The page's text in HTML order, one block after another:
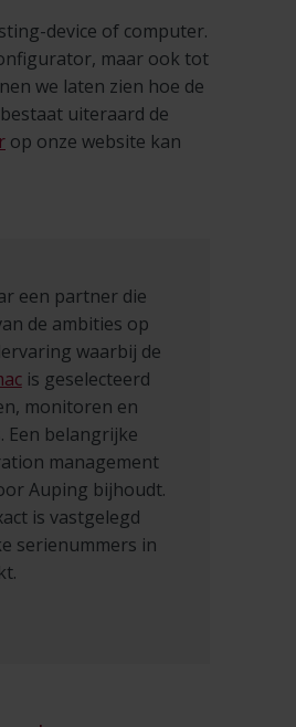
device of computer.
maar ook tot
we laten zien hoe de
uiteraard de
op onze website kan
een partner die
de ambities op
waarbij de
is geselecteerd
monitoren en
Een belangrijke
management
Auping bijhoudt.
is vastgelegd
serienummers in